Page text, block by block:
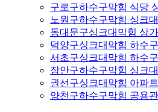
구로구하수구막힘 식당
노원구하수구막힘 싱크
동대문구싱크대막힘 상
덕양구싱크대막힘 하수
서초구싱크대막힘 하수
장안구하수구막힘 싱크
권선구싱크대막힘 아파
양천구하수구막힘 공용